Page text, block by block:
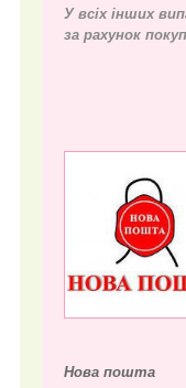
У всіх інших
за рахунок
Нова пошта